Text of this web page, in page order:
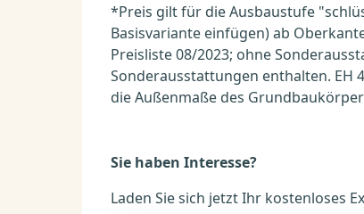
*Preis gilt für die Ausbaustufe
Basisvariante einfügen) ab
Preisliste 08/2023; ohne
Sonderausstattungen enthalten. EH
die Außenmaße des
Sie haben Interesse?
Laden Sie sich jetzt Ihr kostenloses